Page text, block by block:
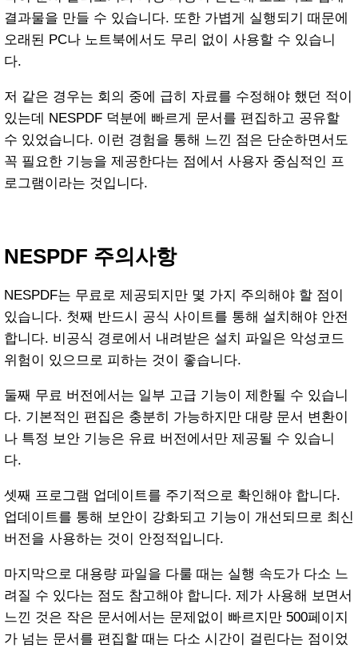
결과물을 만들 수 있습니다. 또한 가볍게 실행되기 때문에
오래된 PC나 노트북에서도 무리 없이 사용할 수 있습니
다.
저 같은 경우는 회의 중에 급히 자료를 수정해야 했던 적이
있는데 NESPDF 덕분에 빠르게 문서를 편집하고 공유할
수 있었습니다. 이런 경험을 통해 느낀 점은 단순하면서도
꼭 필요한 기능을 제공한다는 점에서 사용자 중심적인 프
로그램이라는 것입니다.
NESPDF 주의사항
NESPDF는 무료로 제공되지만 몇 가지 주의해야 할 점이
있습니다. 첫째 반드시 공식 사이트를 통해 설치해야 안전
합니다. 비공식 경로에서 내려받은 설치 파일은 악성코드
위험이 있으므로 피하는 것이 좋습니다.
둘째 무료 버전에서는 일부 고급 기능이 제한될 수 있습니
다. 기본적인 편집은 충분히 가능하지만 대량 문서 변환이
나 특정 보안 기능은 유료 버전에서만 제공될 수 있습니
다.
셋째 프로그램 업데이트를 주기적으로 확인해야 합니다.
업데이트를 통해 보안이 강화되고 기능이 개선되므로 최신
버전을 사용하는 것이 안정적입니다.
마지막으로 대용량 파일을 다룰 때는 실행 속도가 다소 느
려질 수 있다는 점도 참고해야 합니다. 제가 사용해 보면서
느낀 것은 작은 문서에서는 문제없이 빠르지만 500페이지
가 넘는 문서를 편집할 때는 다소 시간이 걸린다는 점이었